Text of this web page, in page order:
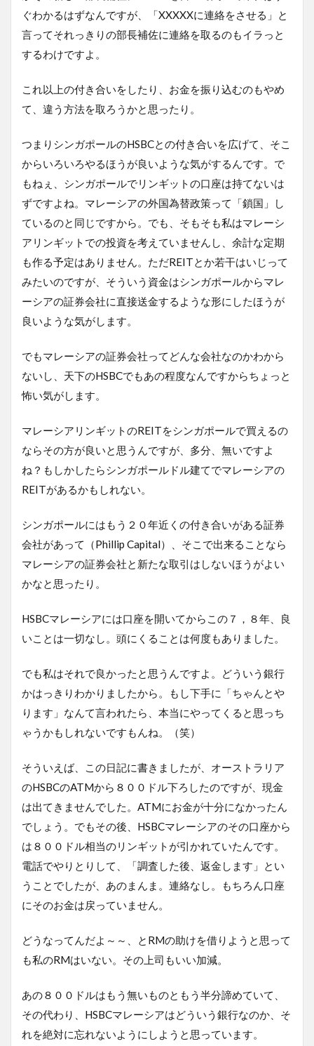
ぐわかるはずなんですが、「XXXXXに連絡をさせる」と
言ってそれっきりの部長補佐に連絡を取るのもイラっと
するわけですよ。
これ以上の付き合いをしたり、お金を振り込むのもやめ
て、違う方法を取ろうかと思ったり。
つまりシンガポールのHSBCとの付き合いを広げて、そこ
からいろいろやるほうが良いような気がするんです。で
もねぇ、シンガポールでリンギットの口座は持てないは
ずですよね。マレーシアの外国為替政策って「鎖国」し
ているのと同じですから。でも、そもそも私はマレーシ
アリンギットでの投資を考えていませんし、余計な定期
も作る予定はありません。ただREITとか若干はいじって
みたいのですが、そういう資金はシンガポールからマレ
ーシアの証券会社に直接送金するような形にしたほうが
良いような気がします。
でもマレーシアの証券会社ってどんな会社なのかわから
ないし、天下のHSBCでもあの程度なんですからちょっと
怖い気がします。
マレーシアリンギットのREITをシンガポールで買えるの
ならその方が良いと思うんですが、多分、無いですよ
ね？もしかしたらシンガポールドル建てでマレーシアの
REITがあるかもしれない。
シンガポールにはもう２０年近くの付き合いがある証券
会社があって（Phillip Capital）、そこで出来ることなら
マレーシアの証券会社と新たな取引はしないほうがよい
かなと思ったり。
HSBCマレーシアには口座を開いてからこの７，８年、良
いことは一切なし。頭にくることは何度もありました。
でも私はそれで良かったと思うんですよ。どういう銀行
かはっきりわかりましたから。もし下手に「ちゃんとや
ります」なんて言われたら、本当にやってくると思っち
ゃうかもしれないですもんね。（笑）
そういえば、この日記に書きましたが、オーストラリア
のHSBCのATMから８００ドル下ろしたのですが、現金
は出てきませんでした。ATMにお金が十分になかったん
でしょう。でもその後、HSBCマレーシアのその口座から
は８００ドル相当のリンギットが引かれていたんです。
電話でやりとりして、「調査した後、返金します」とい
うことでしたが、あのまんま。連絡なし。もちろん口座
にそのお金は戻っていません。
どうなってんだよ～～、とRMの助けを借りようと思って
も私のRMはいない。その上司もいい加減。
あの８００ドルはもう無いものともう半分諦めていて、
その代わり、HSBCマレーシアはどういう銀行なのか、そ
れを絶対に忘れないようにしようと思っています。